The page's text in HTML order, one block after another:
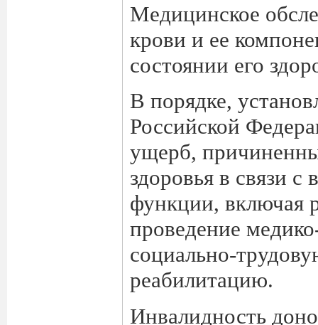
Медицинское
крови и ее
состоянии его
В порядке,
Российской
ущерб,
здоровья в связи
функции, включая
проведение
социально-
реабилитацию.
Инвалидность